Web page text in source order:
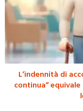
L’indennità di
continua”